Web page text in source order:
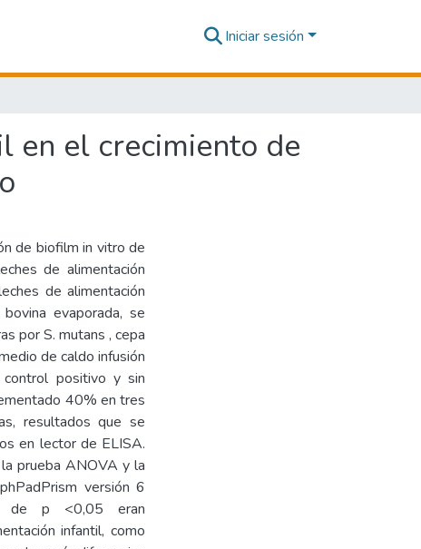
Iniciar sesión
en el crecimiento de
de biofilm in vitro de
de alimentación
de alimentación
evaporada, se
por S. mutans , cepa
de caldo infusión
positivo y sin
40% en tres
resultados que se
en lector de ELISA.
prueba ANOVA y la
versión 6
de p <0,05 eran
infantil, como